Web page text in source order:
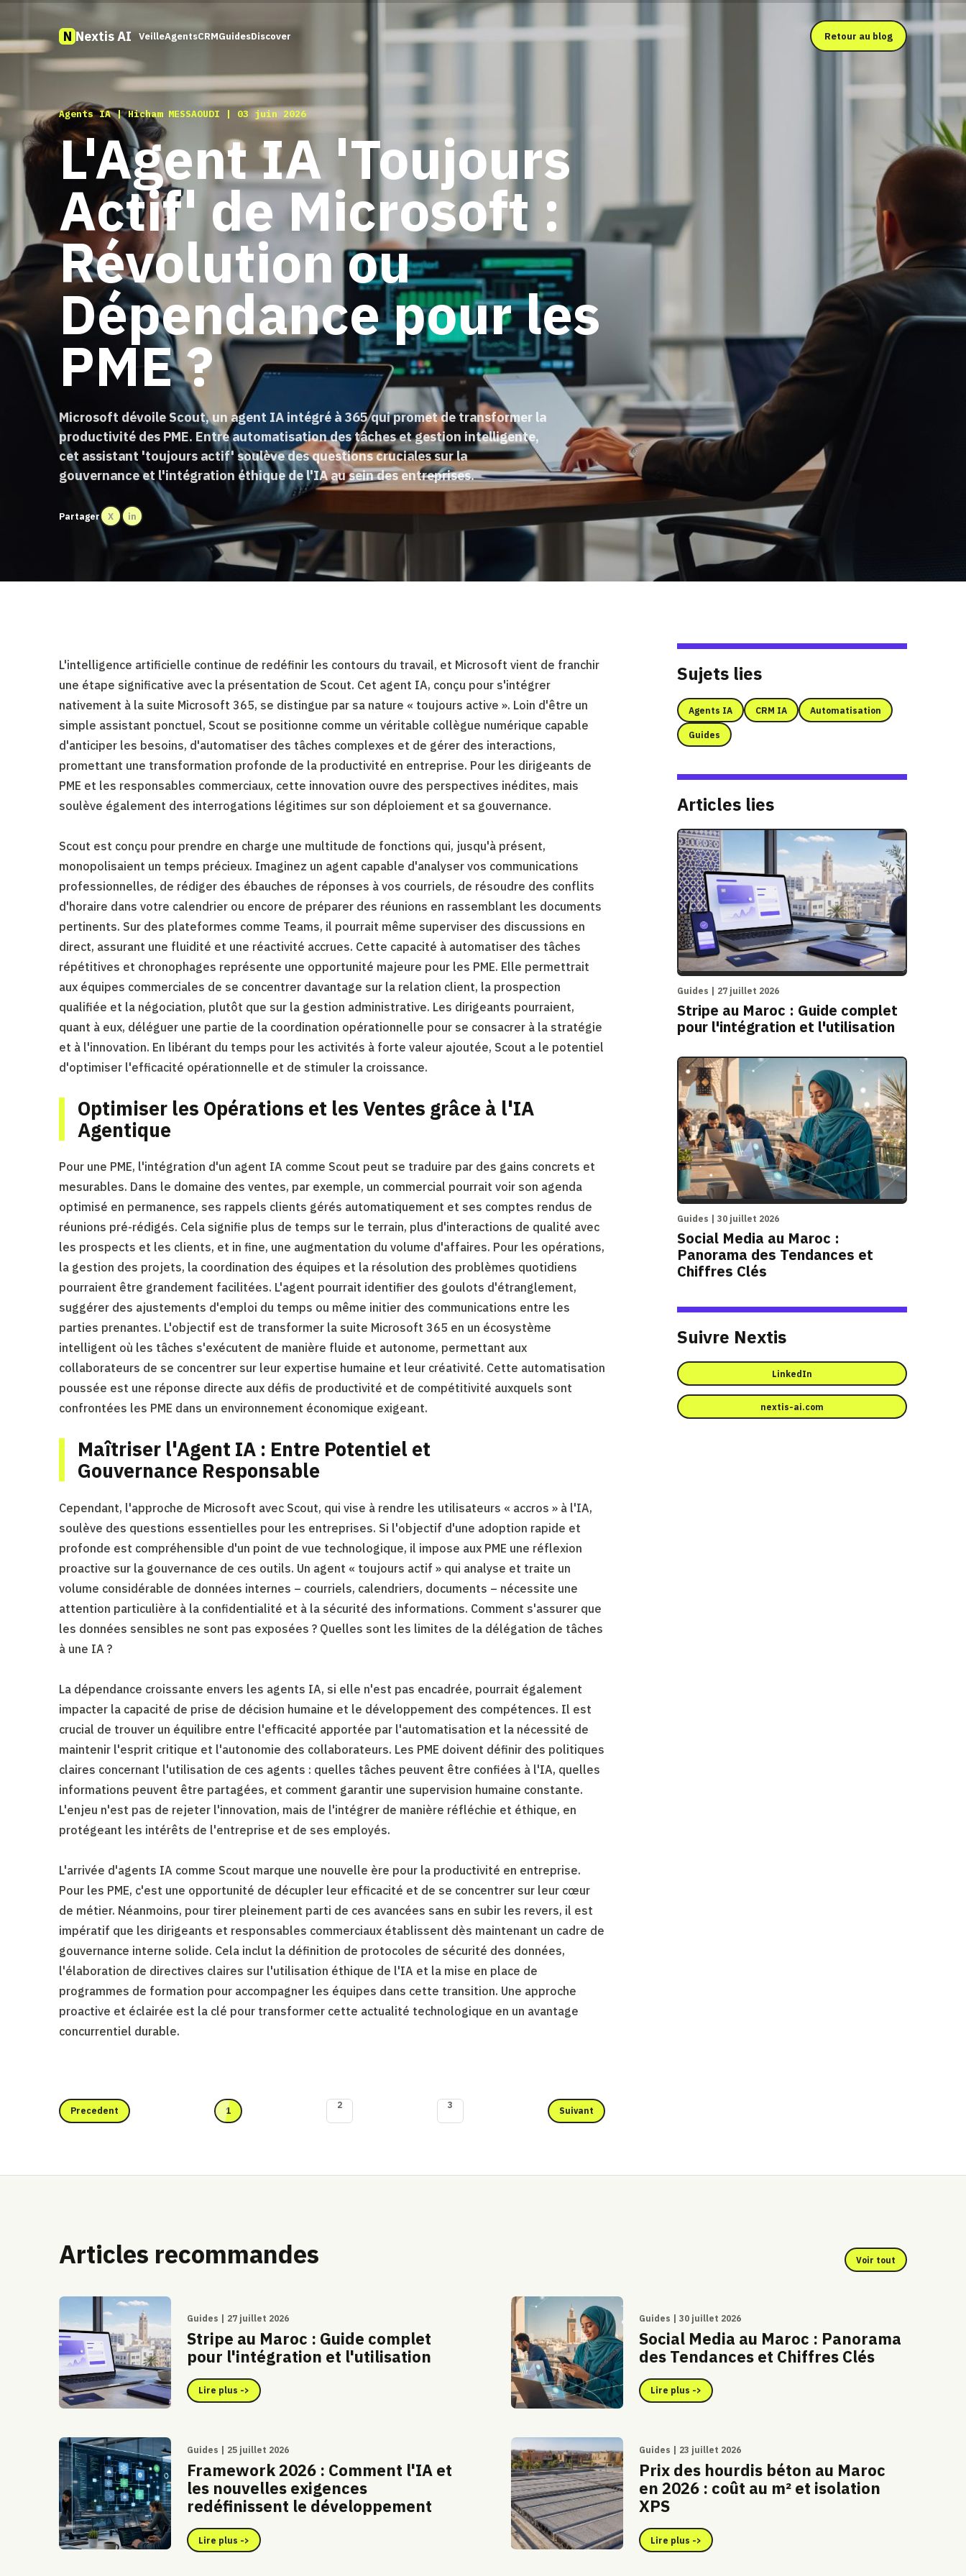
N Nextis AI VeilleAgentsCRMGuidesDiscover Retour au blog
Agents IA |Hicham MESSAOUDI | 03 juin 2026
L'Agent IA 'Toujours
Actif' de Microsoft :
Révolution ou
Dépendance pour les
PME ?
Microsoft dévoile Scout, un agent IA intégré à 365 qui promet de transformer la
productivité des PME. Entre automatisation des tâches et gestion intelligente,
cet assistant 'toujours actif' soulève des questions cruciales sur la
gouvernance et l'intégration éthique de l'IA au sein des entreprises.
Partager X in
L'intelligence artificielle continue de redéfinir les contours du travail, et Microsoft vient de franchir
une étape significative avec la présentation de Scout. Cet agent IA, conçu pour s'intégrer
nativement à la suite Microsoft 365, se distingue par sa nature « toujours active ». Loin d'être un
simple assistant ponctuel, Scout se positionne comme un véritable collègue numérique capable
d'anticiper les besoins, d'automatiser des tâches complexes et de gérer des interactions,
promettant une transformation profonde de la productivité en entreprise. Pour les dirigeants de
PME et les responsables commerciaux, cette innovation ouvre des perspectives inédites, mais
soulève également des interrogations légitimes sur son déploiement et sa gouvernance.
Scout est conçu pour prendre en charge une multitude de fonctions qui, jusqu'à présent,
monopolisaient un temps précieux. Imaginez un agent capable d'analyser vos communications
professionnelles, de rédiger des ébauches de réponses à vos courriels, de résoudre des conflits
d'horaire dans votre calendrier ou encore de préparer des réunions en rassemblant les documents
pertinents. Sur des plateformes comme Teams, il pourrait même superviser des discussions en
direct, assurant une fluidité et une réactivité accrues. Cette capacité à automatiser des tâches
répétitives et chronophages représente une opportunité majeure pour les PME. Elle permettrait
aux équipes commerciales de se concentrer davantage sur la relation client, la prospection
qualifiée et la négociation, plutôt que sur la gestion administrative. Les dirigeants pourraient,
quant à eux, déléguer une partie de la coordination opérationnelle pour se consacrer à la stratégie
et à l'innovation. En libérant du temps pour les activités à forte valeur ajoutée, Scout a le potentiel
d'optimiser l'efficacité opérationnelle et de stimuler la croissance.
Optimiser les Opérations et les Ventes grâce à l'IA
Agentique
Pour une PME, l'intégration d'un agent IA comme Scout peut se traduire par des gains concrets et
mesurables. Dans le domaine des ventes, par exemple, un commercial pourrait voir son agenda
optimisé en permanence, ses rappels clients gérés automatiquement et ses comptes rendus de
réunions pré-rédigés. Cela signifie plus de temps sur le terrain, plus d'interactions de qualité avec
les prospects et les clients, et in fine, une augmentation du volume d'affaires. Pour les opérations,
la gestion des projets, la coordination des équipes et la résolution des problèmes quotidiens
pourraient être grandement facilitées. L'agent pourrait identifier des goulots d'étranglement,
suggérer des ajustements d'emploi du temps ou même initier des communications entre les
parties prenantes. L'objectif est de transformer la suite Microsoft 365 en un écosystème
intelligent où les tâches s'exécutent de manière fluide et autonome, permettant aux
collaborateurs de se concentrer sur leur expertise humaine et leur créativité. Cette automatisation
poussée est une réponse directe aux défis de productivité et de compétitivité auxquels sont
confrontées les PME dans un environnement économique exigeant.
Maîtriser l'Agent IA : Entre Potentiel et
Gouvernance Responsable
Cependant, l'approche de Microsoft avec Scout, qui vise à rendre les utilisateurs « accros » à l'IA,
soulève des questions essentielles pour les entreprises. Si l'objectif d'une adoption rapide et
profonde est compréhensible d'un point de vue technologique, il impose aux PME une réflexion
proactive sur la gouvernance de ces outils. Un agent « toujours actif » qui analyse et traite un
volume considérable de données internes – courriels, calendriers, documents – nécessite une
attention particulière à la confidentialité et à la sécurité des informations. Comment s'assurer que
les données sensibles ne sont pas exposées ? Quelles sont les limites de la délégation de tâches
à une IA ?
La dépendance croissante envers les agents IA, si elle n'est pas encadrée, pourrait également
impacter la capacité de prise de décision humaine et le développement des compétences. Il est
crucial de trouver un équilibre entre l'efficacité apportée par l'automatisation et la nécessité de
maintenir l'esprit critique et l'autonomie des collaborateurs. Les PME doivent définir des politiques
claires concernant l'utilisation de ces agents : quelles tâches peuvent être confiées à l'IA, quelles
informations peuvent être partagées, et comment garantir une supervision humaine constante.
L'enjeu n'est pas de rejeter l'innovation, mais de l'intégrer de manière réfléchie et éthique, en
protégeant les intérêts de l'entreprise et de ses employés.
L'arrivée d'agents IA comme Scout marque une nouvelle ère pour la productivité en entreprise.
Pour les PME, c'est une opportunité de décupler leur efficacité et de se concentrer sur leur cœur
de métier. Néanmoins, pour tirer pleinement parti de ces avancées sans en subir les revers, il est
impératif que les dirigeants et responsables commerciaux établissent dès maintenant un cadre de
gouvernance interne solide. Cela inclut la définition de protocoles de sécurité des données,
l'élaboration de directives claires sur l'utilisation éthique de l'IA et la mise en place de
programmes de formation pour accompagner les équipes dans cette transition. Une approche
proactive et éclairée est la clé pour transformer cette actualité technologique en un avantage
concurrentiel durable.
Precedent 1
2 3
Suivant
Sujets lies
Agents IA CRM IA Automatisation
Guides
Articles lies
Guides | 27 juillet 2026
Stripe au Maroc : Guide complet
pour l'intégration et l'utilisation
Guides | 30 juillet 2026
Social Media au Maroc :
Panorama des Tendances et
Chiffres Clés
Suivre Nextis
LinkedIn
nextis-ai.com
Articles recommandes Voir tout
Guides | 27 juillet 2026
Stripe au Maroc : Guide complet
pour l'intégration et l'utilisation
Lire plus ->
Guides | 30 juillet 2026
Social Media au Maroc : Panorama
des Tendances et Chiffres Clés
Lire plus ->
Guides | 25 juillet 2026
Framework 2026 : Comment l'IA et
les nouvelles exigences
redéfinissent le développement
Lire plus ->
Guides | 23 juillet 2026
Prix des hourdis béton au Maroc
en 2026 : coût au m² et isolation
XPS
Lire plus ->